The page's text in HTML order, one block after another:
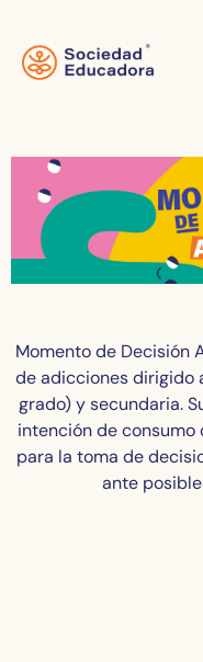
Momento de Decisión
de adicciones dirigido
grado) y secundaria.
intención de
para la toma de
ante